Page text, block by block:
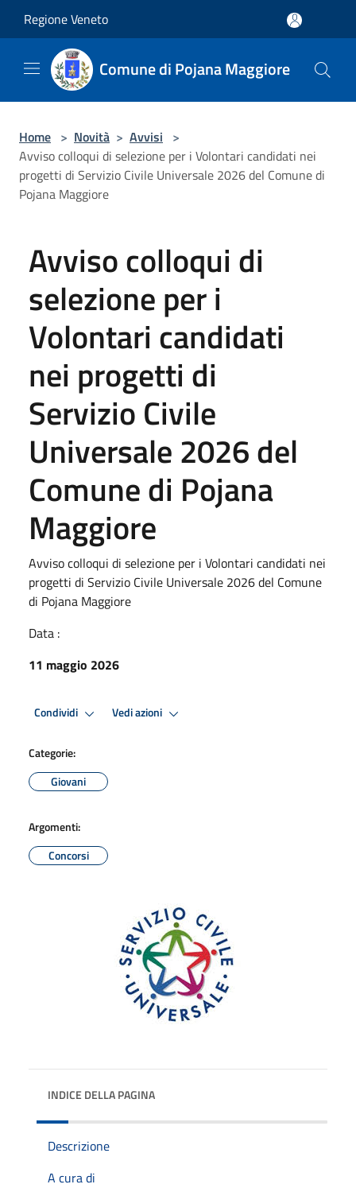
Regione Veneto
Comune di Pojana Maggiore
Home > Novità > Avvisi >
Avviso colloqui di selezione per i Volontari candidati nei
progetti di Servizio Civile Universale 2026 del Comune di
Pojana Maggiore
Avviso colloqui di
selezione per i
Volontari candidati
nei progetti di
Servizio Civile
Universale 2026 del
Comune di Pojana
Maggiore
Avviso colloqui di selezione per i Volontari candidati nei
progetti di Servizio Civile Universale 2026 del Comune
di Pojana Maggiore
Data :
11 maggio 2026
Condividi Vedi azioni
Categorie:
Giovani
Argomenti:
Concorsi
INDICE DELLA PAGINA
Descrizione
A cura di